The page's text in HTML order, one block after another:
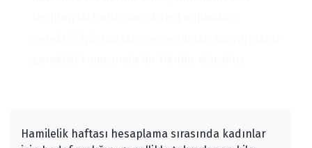
Hamilelik haftası hesaplama sırasında kadınlar